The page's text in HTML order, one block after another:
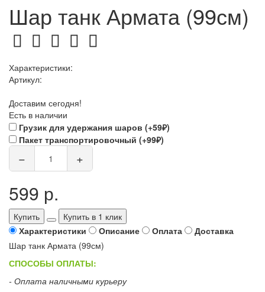
Шар танк Армата (99см)
Характеристики:
Артикул:
Доставим сегодня!
Есть в наличии
Грузик для удержания шаров (+59₽)
Пакет транспортировочный (+99₽)
− +
599 р.
Купить
Купить в 1 клик
Характеристики
Описание Оплата
Доставка
Шар танк Армата (99см)
СПОСОБЫ ОПЛАТЫ:
- Оплата наличными курьеру